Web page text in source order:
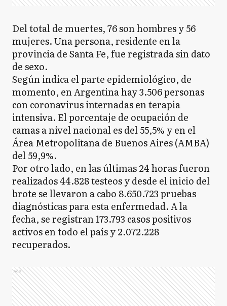
Del total de muertes, 76 son hombres y 56
mujeres. Una persona, residente en la
provincia de Santa Fe, fue registrada sin dato
de sexo.
Según indica el parte epidemiológico, de
momento, en Argentina hay 3.506 personas
con coronavirus internadas en terapia
intensiva. El porcentaje de ocupación de
camas a nivel nacional es del 55,5% y en el
Área Metropolitana de Buenos Aires (AMBA)
del 59,9%.
Por otro lado, en las últimas 24 horas fueron
realizados 44.828 testeos y desde el inicio del
brote se llevaron a cabo 8.650.723 pruebas
diagnósticas para esta enfermedad. A la
fecha, se registran 173.793 casos positivos
activos en todo el país y 2.072.228
recuperados.
Ads